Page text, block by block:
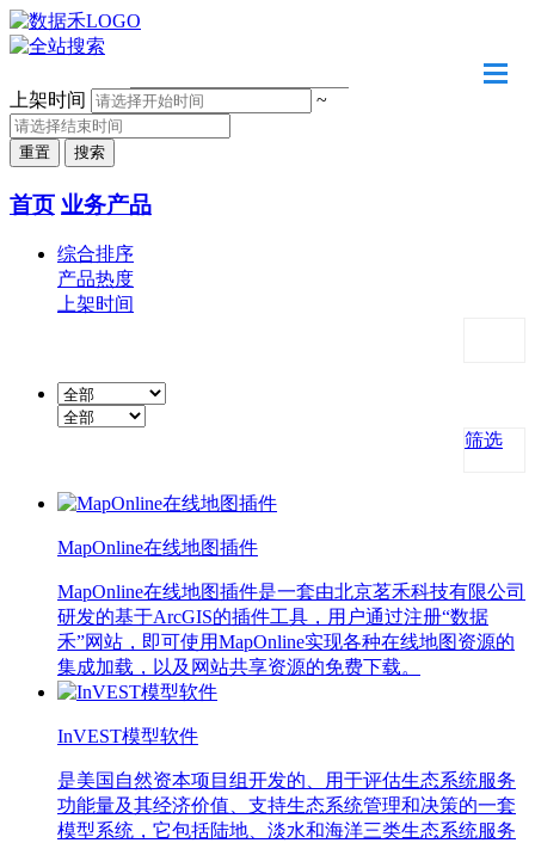
上架时间
~
首页 业务产品
综合排序
产品热度
上架时间
筛选
MapOnline在线地图插件
MapOnline在线地图插件是一套由北京茗禾科技有限公司
研发的基于ArcGIS的插件工具，用户通过注册“数据
禾”网站，即可使用MapOnline实现各种在线地图资源的
集成加载，以及网站共享资源的免费下载。
InVEST模型软件
是美国自然资本项目组开发的、用于评估生态系统服务
功能量及其经济价值、支持生态系统管理和决策的一套
模型系统，它包括陆地、淡水和海洋三类生态系统服务